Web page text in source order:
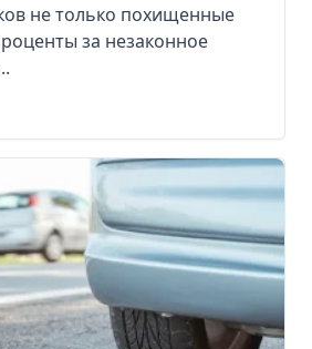
не только похищенные
за незаконное